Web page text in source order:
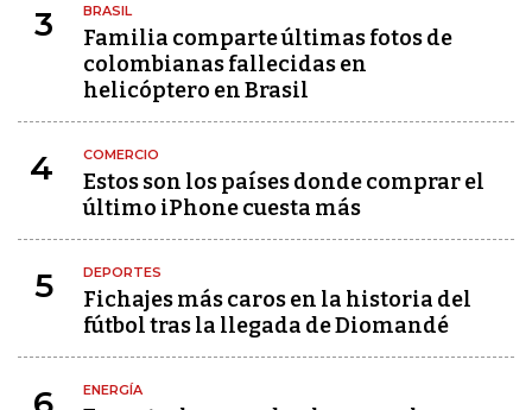
3 BRASIL
Familia comparte últimas fotos de
colombianas fallecidas en
helicóptero en Brasil
4 COMERCIO
Estos son los países donde comprar el
último iPhone cuesta más
5 DEPORTES
Fichajes más caros en la historia del
fútbol tras la llegada de Diomandé
ENERGÍA